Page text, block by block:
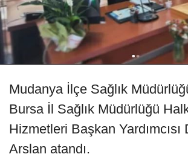
Mudanya İlçe Sağlık
Bursa İl Sağlık Müdürlüğü Halk
Hizmetleri Başkan Yardımcısı
Arslan atandı.